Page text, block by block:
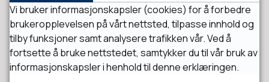
Vi bruker informasjonskapsler (cookies) for å forbedre
brukeropplevelsen på vårt nettsted, tilpasse innhold og
tilby funksjoner samt analysere trafikken vår. Ved å
fortsette å bruke nettstedet, samtykker du til vår bruk av
informasjonskapsler i henhold til denne erklæringen.